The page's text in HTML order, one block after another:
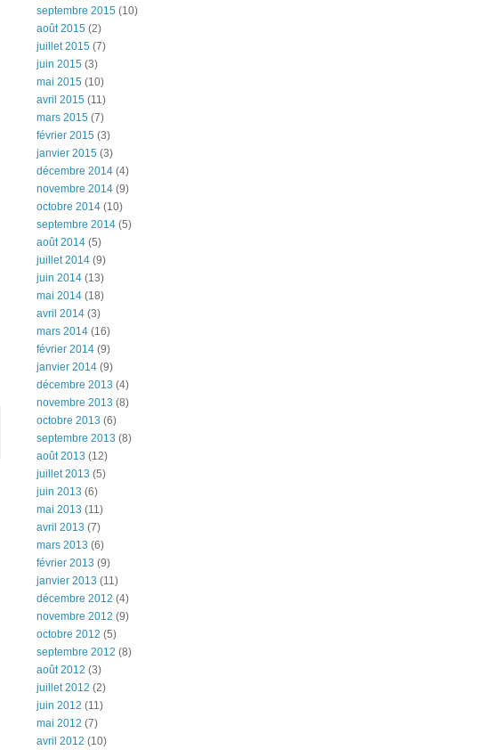
septembre 2015 (10)
août 2015 (2)
juillet 2015 (7)
juin 2015 (3)
mai 2015 (10)
avril 2015 (11)
mars 2015 (7)
février 2015 (3)
janvier 2015 (3)
décembre 2014 (4)
novembre 2014 (9)
octobre 2014 (10)
septembre 2014 (5)
août 2014 (5)
juillet 2014 (9)
juin 2014 (13)
mai 2014 (18)
avril 2014 (3)
mars 2014 (16)
février 2014 (9)
janvier 2014 (9)
décembre 2013 (4)
novembre 2013 (8)
octobre 2013 (6)
septembre 2013 (8)
août 2013 (12)
juillet 2013 (5)
juin 2013 (6)
mai 2013 (11)
avril 2013 (7)
mars 2013 (6)
février 2013 (9)
janvier 2013 (11)
décembre 2012 (4)
novembre 2012 (9)
octobre 2012 (5)
septembre 2012 (8)
août 2012 (3)
juillet 2012 (2)
juin 2012 (11)
mai 2012 (7)
avril 2012 (10)